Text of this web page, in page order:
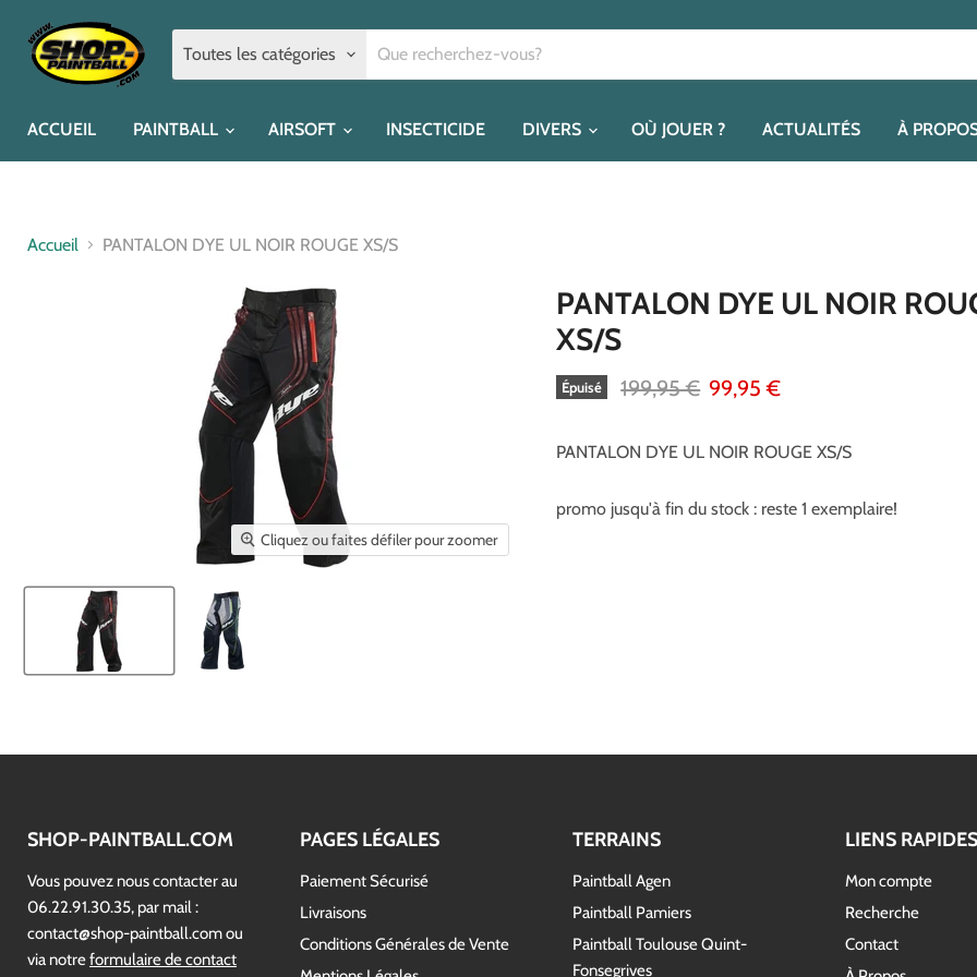
Toutes les catégories
ACCUEIL PAINTBALL AIRSOFT INSECTICIDE DIVERS OÙ JOUER ? ACTUALITÉS À
Accueil PANTALON DYE UL NOIR ROUGE XS/S
Cliquez ou faites défiler pour zoomer
PANTALON DYE UL NOIR
XS/S
Épuisé Prix d'origine
199,95 € Prix actuel
99,95 €
PANTALON DYE UL NOIR ROUGE XS/S
promo jusqu'à fin du stock : reste 1 exemplaire!
SHOP-PAINTBALL.COM
Vous pouvez nous contacter au
06.22.91.30.35, par mail :
contact@shop-paintball.com ou
via notreformulaire de contact
PAGES LÉGALES
Paiement Sécurisé
Livraisons
Conditions Générales de Vente
TERRAINS
Paintball Agen
Paintball Pamiers
Paintball Toulouse Quint-
Fonsegrives
LIENS RAPIDES
Mon compte
Recherche
Contact